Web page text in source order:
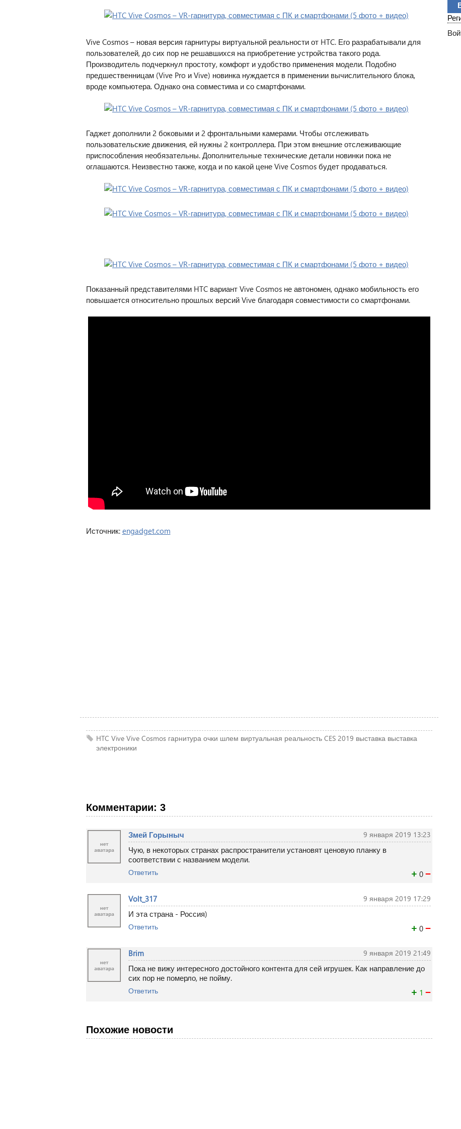
Vive Cosmos – новая версия гарнитуры виртуальной реальности от HTC. Его разрабатывали для
пользователей, до сих пор не решавшихся на приобретение устройства такого рода.
Производитель подчеркнул простоту, комфорт и удобство применения модели. Подобно
предшественницам (Vive Pro и Vive) новинка нуждается в применении вычислительного блока,
вроде компьютера. Однако она совместима и со смартфонами.
Гаджет дополнили 2 боковыми и 2 фронтальными камерами. Чтобы отслеживать
пользовательские движения, ей нужны 2 контроллера. При этом внешние отслеживающие
приспособления необязательны. Дополнительные технические детали новинки пока не
оглашаются. Неизвестно также, когда и по какой цене Vive Cosmos будет продаваться.
Показанный представителями HTC вариант Vive Cosmos не автономен, однако мобильность его
повышается относительно прошлых версий Vive благодаря совместимости со смартфонами.
Источник: engadget.com
HTC Vive Vive Cosmos гарнитура очки шлем виртуальная реальность CES 2019 выставка выставка
электроники
Комментарии: 3
9 января 2019 13:23
Змей Горыныч
Чую, в некоторых странах распространители установят ценовую планку в
соответствии с названием модели.
+ 0 −
Ответить
9 января 2019 17:29
Volt_317
И эта страна - Россия)
+ 0 −
Ответить
9 января 2019 21:49
Brim
Пока не вижу интересного достойного контента для сей игрушек. Как направление до
сих пор не померло, не пойму.
+ 1 −
Ответить
Похожие новости